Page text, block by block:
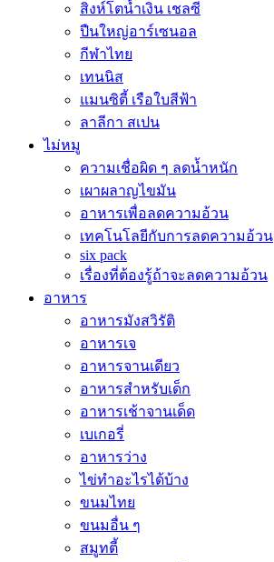
สิงห์โตน้ำเงิน เชลซี
ปืนใหญ่อาร์เซนอล
กีฬาไทย
เทนนิส
แมนซิตี้ เรือใบสีฟ้า
ลาลีกา สเปน
ไม่หมู
ความเชื่อผิด ๆ ลดน้ำหนัก
เผาผลาญไขมัน
อาหารเพื่อลดความอ้วน
เทคโนโลยีกับการลดความอ้วน
six pack
เรื่องที่ต้องรู้ถ้าจะลดความอ้วน
อาหาร
อาหารมังสวิรัติ
อาหารเจ
อาหารจานเดียว
อาหารสำหรับเด็ก
อาหารเช้าจานเด็ด
เบเกอรี่
อาหารว่าง
ไข่ทำอะไรได้บ้าง
ขนมไทย
ขนมอื่น ๆ
สมูทตี้